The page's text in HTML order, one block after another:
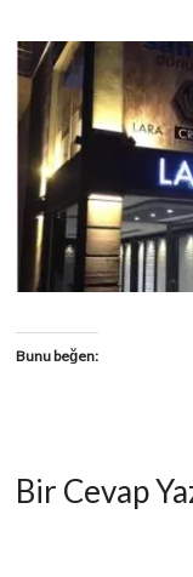
Bunu beğen:
Bir Cevap